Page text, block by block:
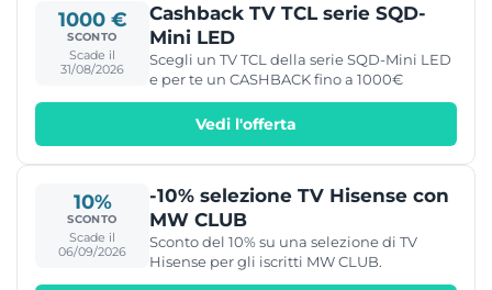
1000 €
SCONTO
Scade il
31/08/2026
Cashback TV TCL serie SQD-
Mini LED
Scegli un TV TCL della serie SQD-Mini LED
e per te un CASHBACK fino a 1000€
Vedi l'offerta
10%
SCONTO
Scade il
06/09/2026
-10% selezione TV Hisense con
MW CLUB
Sconto del 10% su una selezione di TV
Hisense per gli iscritti MW CLUB.